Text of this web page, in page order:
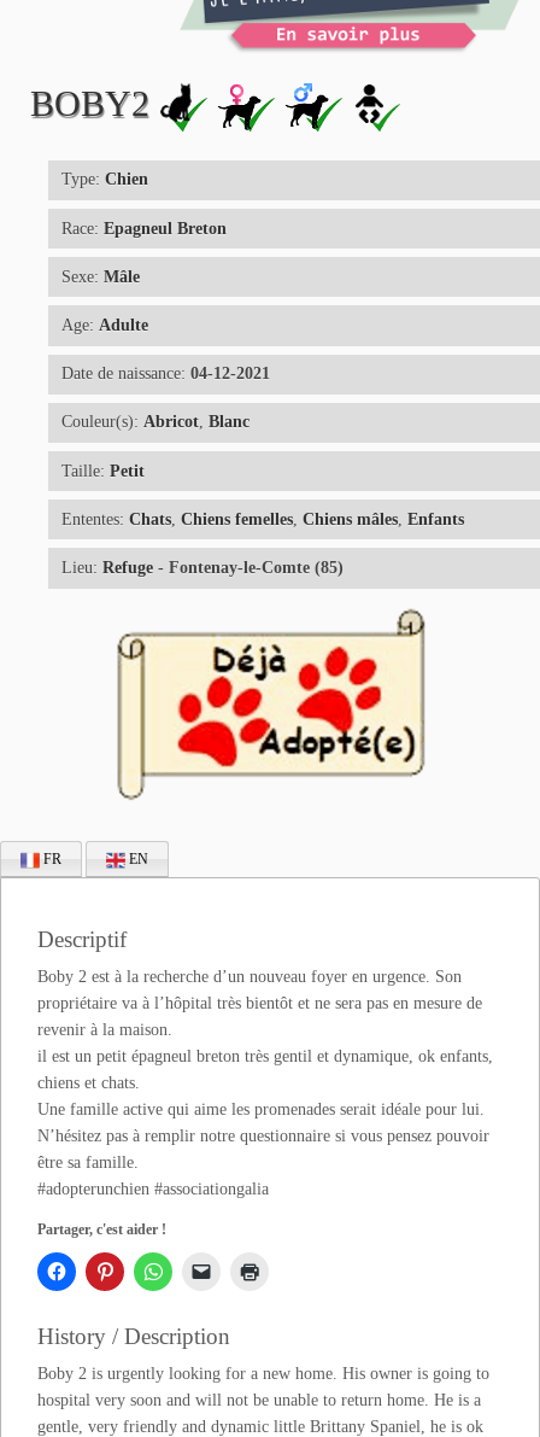
BOBY2
Type:Chien
Race:Epagneul Breton
Sexe:Mâle
Age: Adulte
Date de naissance: 04-12-2021
Couleur(s):Abricot,Blanc
Taille:Petit
Ententes:Chats ,Chiens femelles ,Chiens mâles ,Enfants
Lieu: Refuge - Fontenay-le-Comte (85)
FR EN
Descriptif
Boby 2 est à la recherche d’un nouveau foyer en urgence. Son
propriétaire va à l’hôpital très bientôt et ne sera pas en mesure de
revenir à la maison.
il est un petit épagneul breton très gentil et dynamique, ok enfants,
chiens et chats.
Une famille active qui aime les promenades serait idéale pour lui.
N’hésitez pas à remplir notre questionnaire si vous pensez pouvoir
être sa famille.
#adopterunchien #associationgalia
Partager, c'est aider !
History / Description
Boby 2 is urgently looking for a new home. His owner is going to
hospital very soon and will not be unable to return home. He is a
gentle, very friendly and dynamic little Brittany Spaniel, he is ok